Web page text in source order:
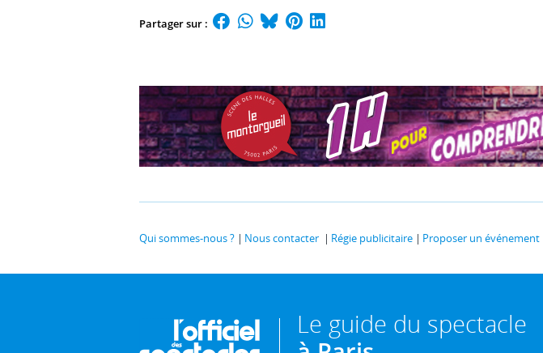
Partager sur :
Qui sommes-nous ? Nous contacter Régie publicitaire Proposer un événement
Le guide du spectacle